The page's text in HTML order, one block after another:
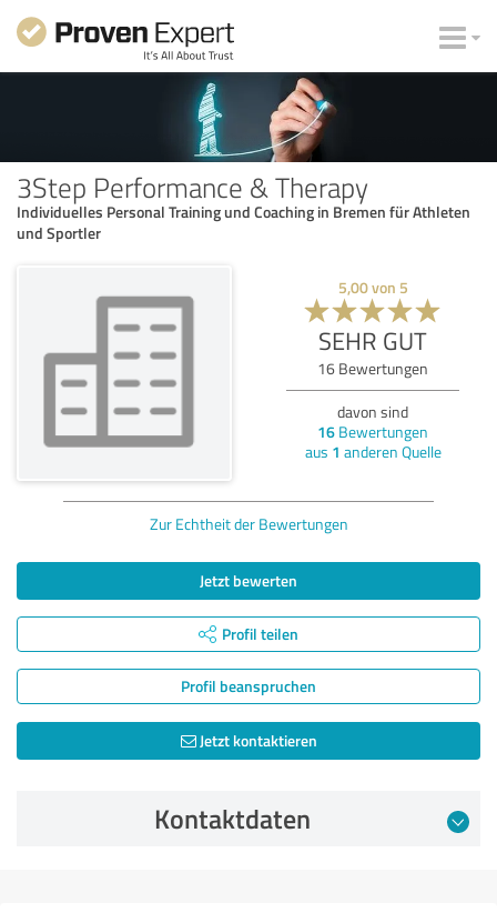
3Step Performance & Therapy
Individuelles Personal Training und Coaching in Bremen für Athleten
und Sportler
5,00von 5
SEHR GUT
16 Bewertungen
davon sind
16 Bewertungen
aus 1 anderen Quelle
Zur Echtheit der Bewertungen
Jetzt bewerten
Profil teilen
Profil beanspruchen
Jetzt kontaktieren
Kontaktdaten